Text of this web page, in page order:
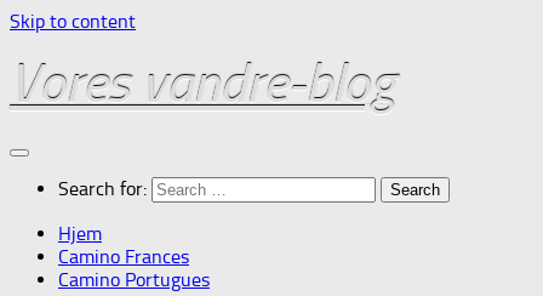
Skip to content
Vores vandre-blog
Search for:
Hjem
Camino Frances
Camino Portugues